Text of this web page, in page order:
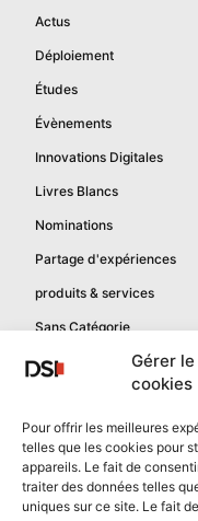
Gérer
cookies
Pour offrir les meilleures
telles que les cookies pour
appareils. Le fait de
traiter des données telles
uniques sur ce site. Le fait
Actus
Déploiement
Études
Évènements
Innovations Digitales
Livres Blancs
Nominations
Partage d'expériences
produits & services
Sans Catégorie
Mentions légales
Politique de